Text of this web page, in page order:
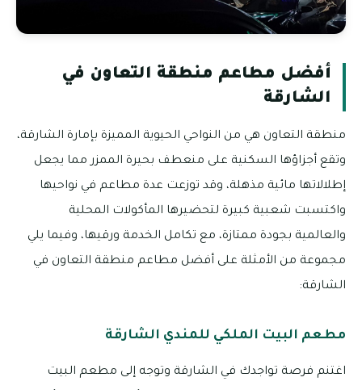
أفضل مطاعم منطقة التعاون في
الشارقة
منطقة التعاون هي من النواحي الحيوية المميزة بإمارة الشارقة،
وتقع أجزاؤها السكنية على منعطف بحيرة الممزر مما يجعل
إطلالاتها مائية مذهلة، وقد توزعت عدة مطاعم في نواحيها
واكتسبت شعبية كبيرة لتحضيرها المأكولات المحلية
والعالمية بجودة ممتازة، مع تكامل الخدمة ورقيها، وفيما يلي
مجموعة من الأمثلة على أفضل مطاعم منطقة التعاون في
الشارقة:
مطعم البيت الملكي للمندي الشارقة
اغتنم فرصة تواجدك في الشارقة وتوجه إلى مطعم البيت